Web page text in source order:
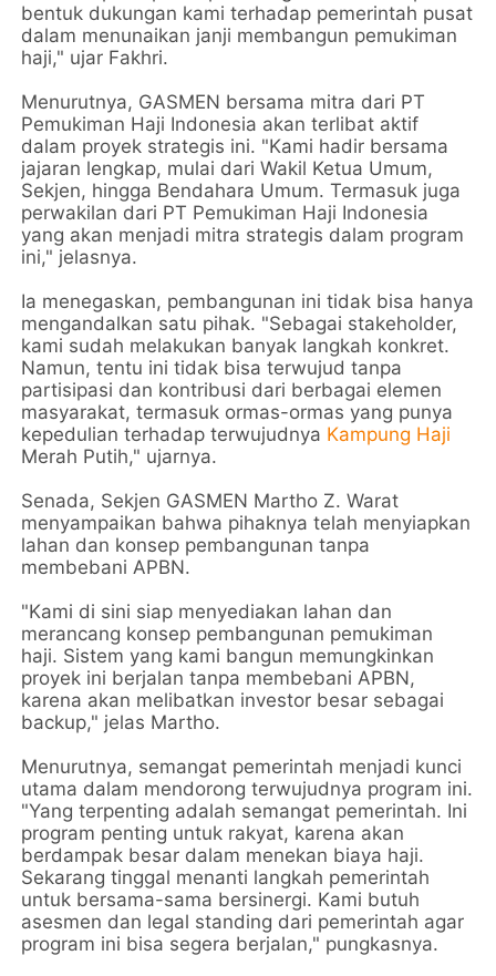
bentuk dukungan kami terhadap pemerintah pusat
dalam menunaikan janji membangun pemukiman
haji," ujar Fakhri.
Menurutnya, GASMEN bersama mitra dari PT
Pemukiman Haji Indonesia akan terlibat aktif
dalam proyek strategis ini. "Kami hadir bersama
jajaran lengkap, mulai dari Wakil Ketua Umum,
Sekjen, hingga Bendahara Umum. Termasuk juga
perwakilan dari PT Pemukiman Haji Indonesia
yang akan menjadi mitra strategis dalam program
ini," jelasnya.
Ia menegaskan, pembangunan ini tidak bisa hanya
mengandalkan satu pihak. "Sebagai stakeholder,
kami sudah melakukan banyak langkah konkret.
Namun, tentu ini tidak bisa terwujud tanpa
partisipasi dan kontribusi dari berbagai elemen
masyarakat, termasuk ormas-ormas yang punya
kepedulian terhadap terwujudnya Kampung Haji
Merah Putih," ujarnya.
Senada, Sekjen GASMEN Martho Z. Warat
menyampaikan bahwa pihaknya telah menyiapkan
lahan dan konsep pembangunan tanpa
membebani APBN.
"Kami di sini siap menyediakan lahan dan
merancang konsep pembangunan pemukiman
haji. Sistem yang kami bangun memungkinkan
proyek ini berjalan tanpa membebani APBN,
karena akan melibatkan investor besar sebagai
backup," jelas Martho.
Menurutnya, semangat pemerintah menjadi kunci
utama dalam mendorong terwujudnya program ini.
"Yang terpenting adalah semangat pemerintah. Ini
program penting untuk rakyat, karena akan
berdampak besar dalam menekan biaya haji.
Sekarang tinggal menanti langkah pemerintah
untuk bersama-sama bersinergi. Kami butuh
asesmen dan legal standing dari pemerintah agar
program ini bisa segera berjalan," pungkasnya.